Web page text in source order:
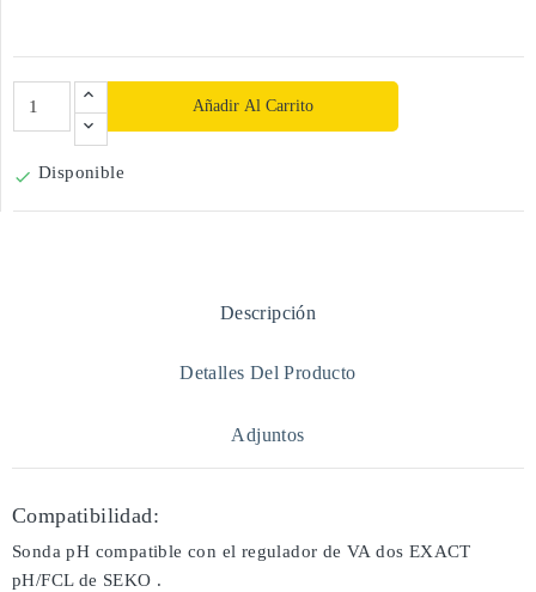
Añadir Al Carrito
 Disponible
Descripción
Detalles Del Producto
Adjuntos
Compatibilidad:
Sonda pH compatible con el regulador de VA dos EXACT
pH/FCL de SEKO .